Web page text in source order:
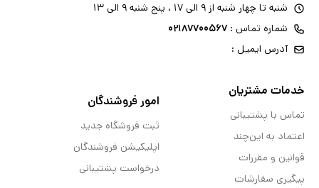
شنبه تا چهار شنبه از ۹ الی ۱۷ ، پنج شنبه ۹ الی ۱۳
شماره تماس : ۰۲۱۸۷۷۰۰۵۶۷
آدرس ایمیل :
خدمات مشتریان
تماس با پشتیبانی
اعتماد به این‌چند
قوانین و مقررات
پیگیری سفارشات
امور فروشندگان
ثبت فروشگاه جدید
اپلیکیشن فروشندگان
درخواست پشتیبانی